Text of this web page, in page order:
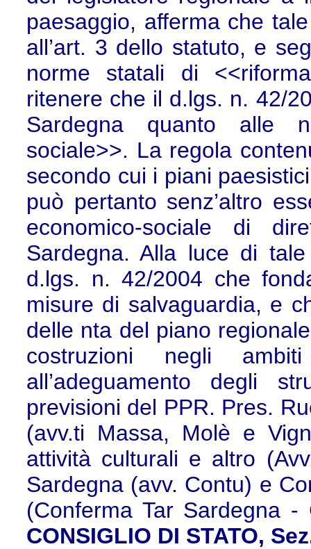
paesaggio, afferma che
all’art. 3 dello statuto, e
norme statali di
ritenere che il d.lgs. n. 42/
Sardegna quanto alle
sociale>>. La regola
secondo cui i piani
può pertanto senz’altro
economico-sociale di
Sardegna. Alla luce di
d.lgs. n. 42/2004 che
misure di salvaguardia, e
delle nta del piano
costruzioni negli
all’adeguamento degli
previsioni del PPR. Pres.
(avv.ti Massa, Molè e
attività culturali e altro
Sardegna (avv. Contu) e
(Conferma Tar Sardegna
CONSIGLIO DI STATO,